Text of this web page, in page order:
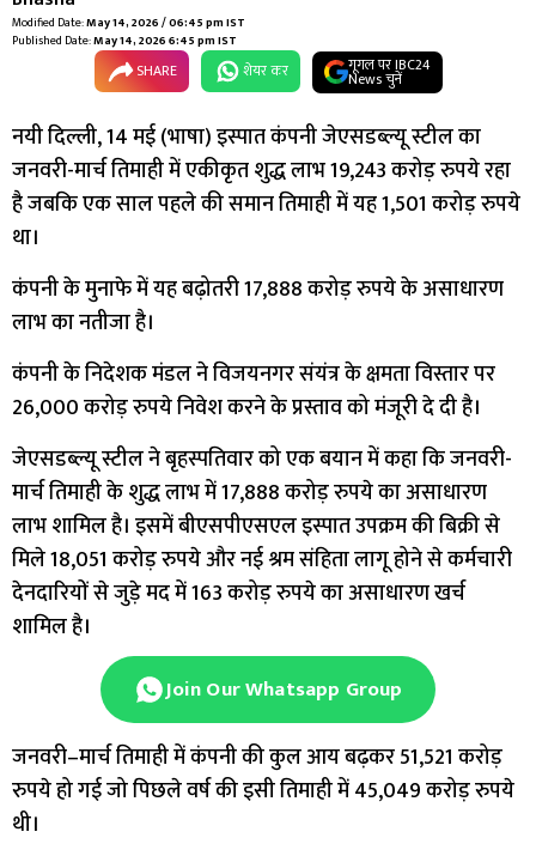
Modified Date:May 14, 2026 / 06:45 pm IST
Published Date:May 14, 2026 6:45 pm IST
SHARE शेयर कर गूगल पर IBC24
News चुनें
नयी दिल्ली, 14 मई (भाषा) इस्पात कंपनी जेएसडब्ल्यू स्टील का
जनवरी-मार्च तिमाही में एकीकृत शुद्ध लाभ 19,243 करोड़ रुपये रहा
है जबकि एक साल पहले की समान तिमाही में यह 1,501 करोड़ रुपये
था।
कंपनी के मुनाफे में यह बढ़ोतरी 17,888 करोड़ रुपये के असाधारण
लाभ का नतीजा है।
कंपनी के निदेशक मंडल ने विजयनगर संयंत्र के क्षमता विस्तार पर
26,000 करोड़ रुपये निवेश करने के प्रस्ताव को मंजूरी दे दी है।
जेएसडब्ल्यू स्टील ने बृहस्पतिवार को एक बयान में कहा कि जनवरी-
मार्च तिमाही के शुद्ध लाभ में 17,888 करोड़ रुपये का असाधारण
लाभ शामिल है। इसमें बीएसपीएसएल इस्पात उपक्रम की बिक्री से
मिले 18,051 करोड़ रुपये और नई श्रम संहिता लागू होने से कर्मचारी
देनदारियों से जुड़े मद में 163 करोड़ रुपये का असाधारण खर्च
शामिल है।
Join Our Whatsapp Group
जनवरी–मार्च तिमाही में कंपनी की कुल आय बढ़कर 51,521 करोड़
रुपये हो गई जो पिछले वर्ष की इसी तिमाही में 45,049 करोड़ रुपये
थी।